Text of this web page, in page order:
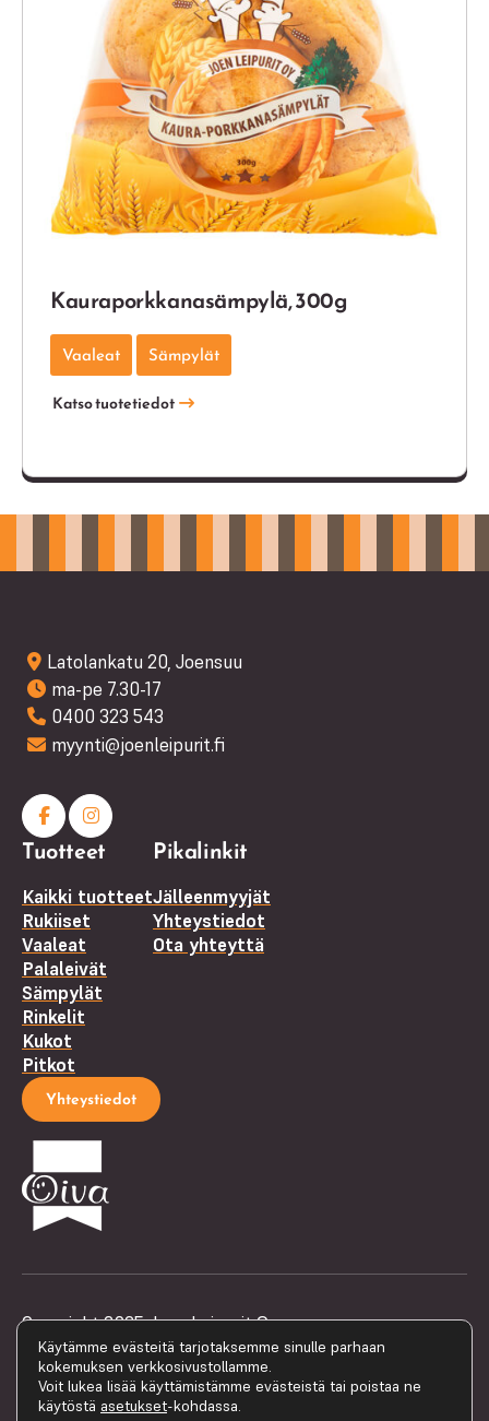
Kaura­porkkana­sämpylä, 300g
Vaaleat Sämpylät
Katso tuotetiedot
Latolankatu 20, Joensuu
ma-pe 7.30-17
0400 323 543
myynti@joenleipurit.fi
Facebook
(F)
Instagram
Tuotteet
Kaikki tuotteet
Rukiiset
Vaaleat
Palaleivät
Sämpylät
Rinkelit
Kukot
Pitkot
Pikalinkit
Jälleenmyyjät
Yhteystiedot
Ota yhteyttä
Yhteystiedot
Copyright 2025 Joen Leipurit Oy
Tietosuojaseloste
Käytämme evästeitä tarjotaksemme sinulle parhaan
kokemuksen verkkosivustollamme.
Voit lukea lisää käyttämistämme evästeistä tai poistaa ne
käytöstä asetukset-kohdassa.